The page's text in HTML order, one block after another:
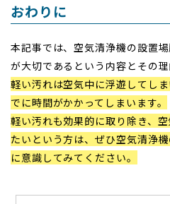
おわりに
本記事では、空気清浄機の設置
が大切であるという内容とその
軽い汚れは空気中に浮遊してし
でに時間がかかってしまいます。
軽い汚れも効果的に取り除き、
たいという方は、ぜひ空気清浄
に意識してみてください。